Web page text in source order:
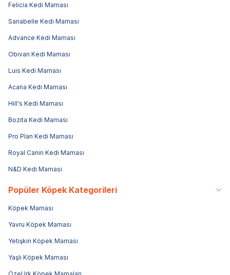
Felicia Kedi Maması
Sanabelle Kedi Maması
Advance Kedi Maması
Obivan Kedi Maması
Luis Kedi Maması
Acana Kedi Maması
Hill's Kedi Maması
Bozita Kedi Maması
Pro Plan Kedi Maması
Royal Canin Kedi Maması
N&D Kedi Maması
Popüler Köpek Kategorileri
Köpek Maması
Yavru Köpek Maması
Yetişkin Köpek Maması
Yaşlı Köpek Maması